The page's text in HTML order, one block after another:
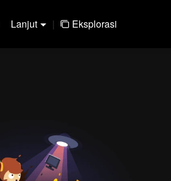
Lanjut | Eksplorasi